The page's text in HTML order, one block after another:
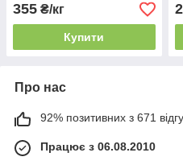
355 ₴/кг
Купити
Про нас
92% позитивних з 671
Працює з 06.08.2010